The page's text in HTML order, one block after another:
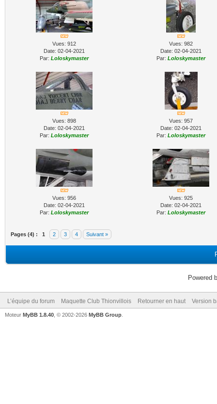
Vues: 912
Date: 02-04-2021
Par: Loloskymaster
Vues: 982
Date: 02-04-2021
Par: Loloskymaster
Vues: 898
Date: 02-04-2021
Par: Loloskymaster
Vues: 957
Date: 02-04-2021
Par: Loloskymaster
Vues: 956
Date: 02-04-2021
Par: Loloskymaster
Vues: 925
Date: 02-04-2021
Par: Loloskymaster
Pages (4) : 1 2 3 4 Suivant »
Powered
L’équipe du forum Maquette Club Thionvillois Retourner en haut Version
Moteur MyBB 1.8.40 , © 2002-2026 MyBB Group